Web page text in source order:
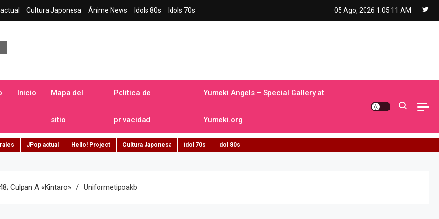
Cultura Japonesa Ánime News Idols 80s Idols 70s 05 Ago, 2026 1:05:12 AM
Inicio Mapa del
sitio
Politica de
privacidad
Yumeki Angels – Special Gallery at
Yumeki.org
JPop actual Hello! Project Cultura Japonesa idol 70s idol 80s
Culpan A «Kintaro» Uniformetipoakb